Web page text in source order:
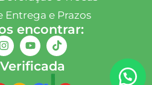
Entrega e Prazos
encontrar: